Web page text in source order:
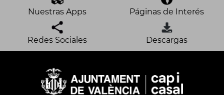
Nuestras Apps Páginas de Interés
Redes Sociales Descargas